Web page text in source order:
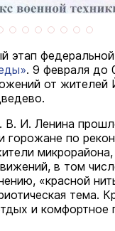
этап
. 9 февраля до
от
В. И. Ленина
по
в том
«красной
тема.
и комфортное